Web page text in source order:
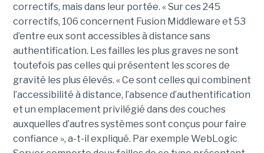
correctifs, mais dans leur portée. « Sur ces 245
correctifs, 106 concernent Fusion Middleware et 53
d’entre eux sont accessibles à distance sans
authentification. Les failles les plus graves ne sont
toutefois pas celles qui présentent les scores de
gravité les plus élevés. « Ce sont celles qui combinent
l’accessibilité à distance, l’absence d’authentification
et un emplacement privilégié dans des couches
auxquelles d’autres systèmes sont conçus pour faire
confiance », a-t-il expliqué. Par exemple WebLogic